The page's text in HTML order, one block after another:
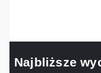
Najbliższe